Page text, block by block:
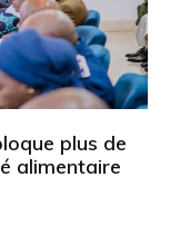
plus de
alimentaire